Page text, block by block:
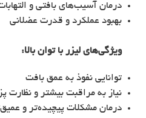
درمان آسیب‌های بافتی و
بهبود عملکرد و قدرت عضلانی
ویژگی‌های لیزر با توان بالا:
توانایی نفوذ به عمق بافت
نیاز به مراقبت بیشتر و نظارت
درمان مشکلات پیچیده‌تر و